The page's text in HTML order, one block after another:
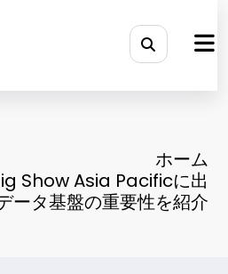
ホーム
Show Asia Pacificに出
ータ基盤の重要性を紹介